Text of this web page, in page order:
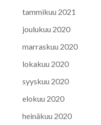
tammikuu 2021
joulukuu 2020
marraskuu 2020
lokakuu 2020
syyskuu 2020
elokuu 2020
heinäkuu 2020